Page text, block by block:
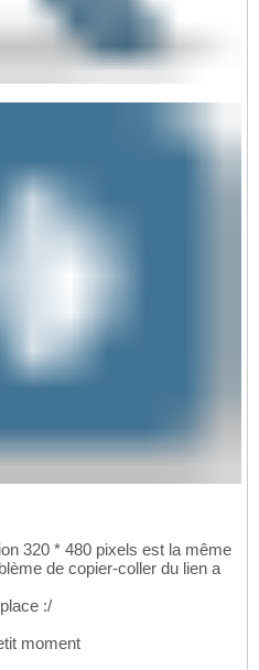
320 * 480 pixels est la même
de copier-coller du lien a
:/
moment